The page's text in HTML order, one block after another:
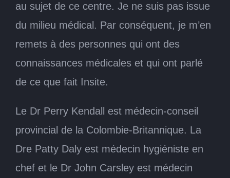
au sujet de ce centre. Je ne suis pas issue
du milieu médical. Par conséquent, je m’en
remets à des personnes qui ont des
connaissances médicales et qui ont parlé
de ce que fait Insite.
Le Dr Perry Kendall est médecin-conseil
provincial de la Colombie-Britannique. La
Dre Patty Daly est médecin hygiéniste en
chef et le Dr John Carsley est médecin